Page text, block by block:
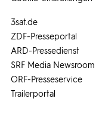
3sat.de
ZDF-Presseportal
ARD-Pressedienst
SRF Media Newsroom
ORF-Presseservice
Trailerportal